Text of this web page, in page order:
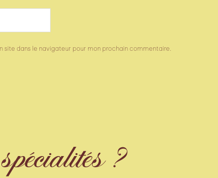
dans le navigateur pour mon prochain commentaire.
?